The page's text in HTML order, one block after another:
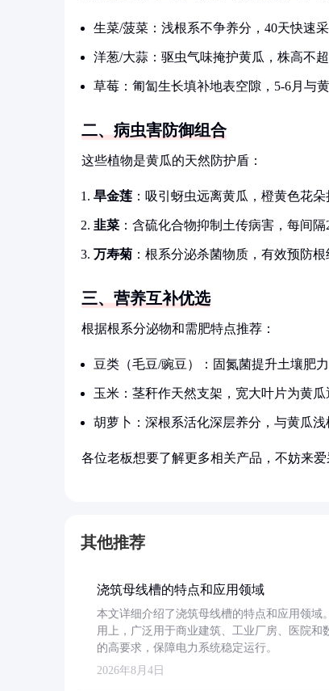
生菜/菠菜：浅根系不争养分，40天快速
洋葱/大蒜：驱虫气味掩护黄瓜，株高不
草莓：匍匐生长填补地表空隙，5-6月与
二、病虫害防御组合
这些植物是黄瓜的天然防护盾：
旱金莲 ：吸引蚜虫远离黄瓜，橙黄色花朵
韭菜 ：含硫化合物抑制土传病害，每间
万寿菊 ：根系分泌杀菌物质，有效预防根
三、营养互补优选
根据根系分泌物和需肥特点推荐：
豆类（毛豆/豌豆）：固氮菌提升土壤肥
玉米：茎秆作天然支架，宽大叶片为黄瓜
胡萝卜：深根系活化深层养分，与黄瓜
各位老板想要了解更多相关产品，不妨来
其他推荐
浇筑母线槽的特点和应用领域
本文详细介绍了浇筑母线槽的特点和应用领
用上，广泛用于商业建筑、工业厂房、医院
的高要求，保障电力系统稳定运行。
2026年8月4日